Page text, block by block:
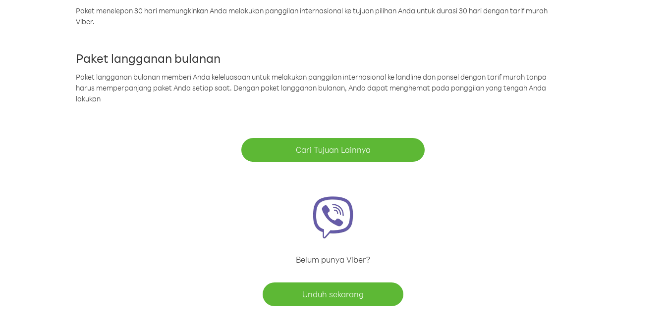
Paket menelepon 30 hari memungkinkan Anda melakukan panggilan internasional ke tujuan pilihan Anda untuk durasi 30 hari dengan tarif murah
Viber.
Paket langganan bulanan
Paket langganan bulanan memberi Anda keleluasaan untuk melakukan panggilan internasional ke landline dan ponsel dengan tarif murah tanpa
harus memperpanjang paket Anda setiap saat. Dengan paket langganan bulanan, Anda dapat menghemat pada panggilan yang tengah Anda
lakukan
Cari Tujuan Lainnya
Belum punya Viber?
Unduh sekarang